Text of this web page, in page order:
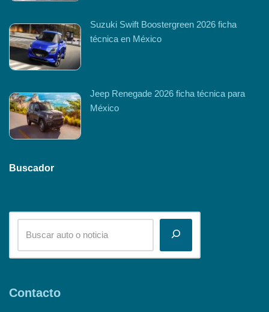
Suzuki Swift Boostergreen 2026 ficha
técnica en México
Jeep Renegade 2026 ficha técnica para
México
Buscador
Contacto